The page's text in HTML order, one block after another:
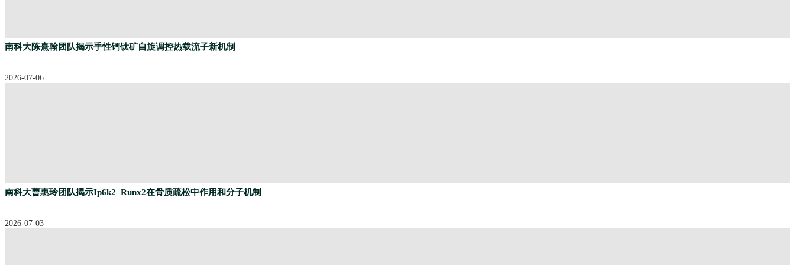
南科大陈熹翰团队揭示手性钙钛矿自旋调控热载流子新机制
2026-07-06
南科大曹惠玲团队揭示Ip6k2–Runx2在骨质疏松中作用和分子机制
2026-07-03